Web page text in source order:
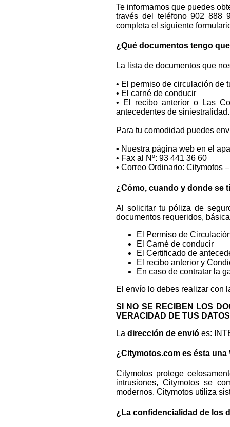
Te informamos que puedes
través del teléfono 902 888
completa el siguiente
¿Qué documentos tengo
La lista de documentos que
• El permiso de circulación de
• El carné de conducir
• El recibo anterior o Las
antecedentes de siniestralidad.
Para tu comodidad puedes
• Nuestra página web en el
• Fax al Nº: 93 441 36 60
• Correo Ordinario: Citymotos
¿Cómo, cuando y donde se
Al solicitar tu póliza de
documentos requeridos,
El Permiso de
El Carné de conducir
El Certificado de
El recibo anterior y
En caso de contratar la
El envío lo debes realizar con
SI NO SE RECIBEN LOS
VERACIDAD DE TUS
La dirección de envió es:
¿Citymotos.com es ésta una
Citymotos protege
intrusiones, Citymotos se
modernos. Citymotos utiliza
¿La confidencialidad de los